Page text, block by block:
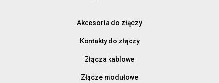
Akcesoria do złączy
Kontakty do złączy
Złącza kablowe
Złącze modułowe